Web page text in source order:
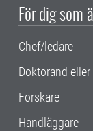
För dig som
Chef/ledare
Doktorand
Forskare
Handläggare